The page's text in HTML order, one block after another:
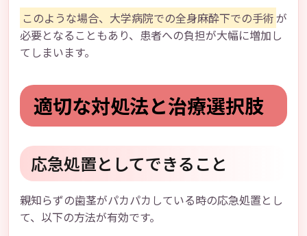
このような場合、大学病院での全身麻酔下での手術が
必要となることもあり、患者への負担が大幅に増加し
てしまいます。
適切な対処法と治療選択肢
応急処置としてできること
親知らずの歯茎がパカパカしている時の応急処置とし
て、以下の方法が有効です。